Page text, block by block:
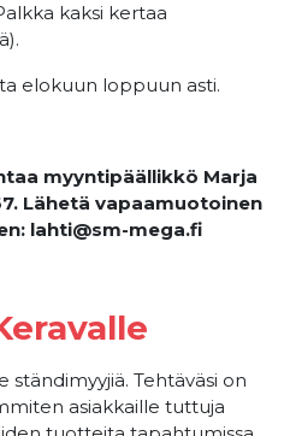
kaksi kertaa
elokuun loppuun asti.
myyntipäällikkö Marja
Lähetä vapaamuotoinen
lahti@sm-mega.fi
Tehtäväsi on
asiakkaille tuttuja